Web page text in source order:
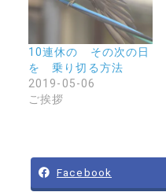
10連休の その次の日
を 乗り切る方法
2019-05-06
ご挨拶
Facebook